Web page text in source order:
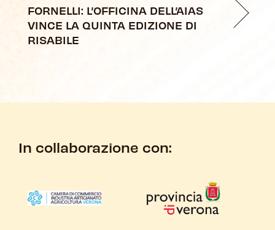
FORNELLI: L’OFFICINA DELL’AIAS
VINCE LA QUINTA EDIZIONE DI
RISABILE
In collaborazione con: